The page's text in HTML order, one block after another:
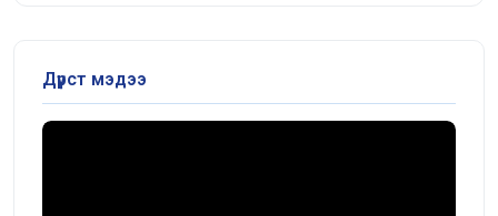
Дүрст мэдээ